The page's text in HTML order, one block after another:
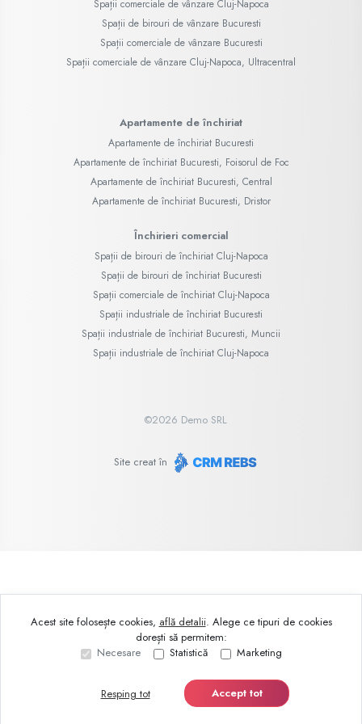
Sună acum Solicită vizionare
Spații comerciale de vânzare Cluj-Napoca
Spații de birouri de vânzare Bucuresti
Spații comerciale de vânzare Bucuresti
Spații comerciale de vânzare Cluj-Napoca, Ultracentral
Apartamente de închiriat
Apartamente de închiriat Bucuresti
Apartamente de închiriat Bucuresti, Foisorul de Foc
Apartamente de închiriat Bucuresti, Central
Apartamente de închiriat Bucuresti, Dristor
Închirieri comercial
Spații de birouri de închiriat Cluj-Napoca
Spații de birouri de închiriat Bucuresti
Spații comerciale de închiriat Cluj-Napoca
Spații industriale de închiriat Bucuresti
Spații industriale de închiriat Bucuresti, Muncii
Spații industriale de închiriat Cluj-Napoca
©2026 Demo SRL
Site creat în
Acest site folosește cookies, află detalii. Alege ce tipuri de cookies
dorești să permitem:
Necesare
Statistică Marketing
Resping tot Accept tot